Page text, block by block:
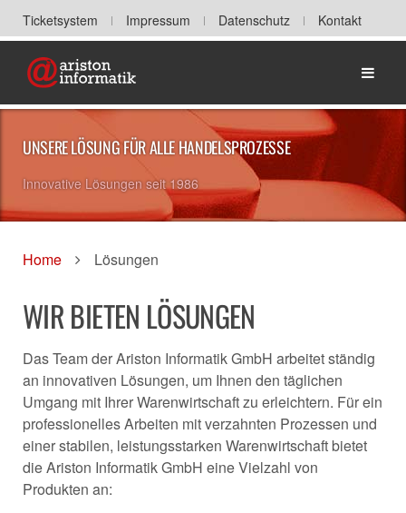
Ticketsystem Impressum Datenschutz
Kontakt
Home
UNSERE LÖSUNG FÜR ALLE HANDELSPROZESSE
Innovative Lösungen seit 1986
Home Lösungen
WIR BIETEN LÖSUNGEN
Das Team der Ariston Informatik GmbH arbeitet ständig
an innovativen Lösungen, um Ihnen den täglichen
Umgang mit Ihrer Warenwirtschaft zu erleichtern. Für ein
professionelles Arbeiten mit verzahnten Prozessen und
einer stabilen, leistungsstarken Warenwirtschaft bietet
die Ariston Informatik GmbH eine Vielzahl von
Produkten an: